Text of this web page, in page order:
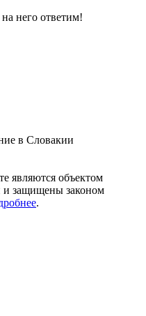
него ответим!
в Словакии
являются объектом
и защищены законом
.